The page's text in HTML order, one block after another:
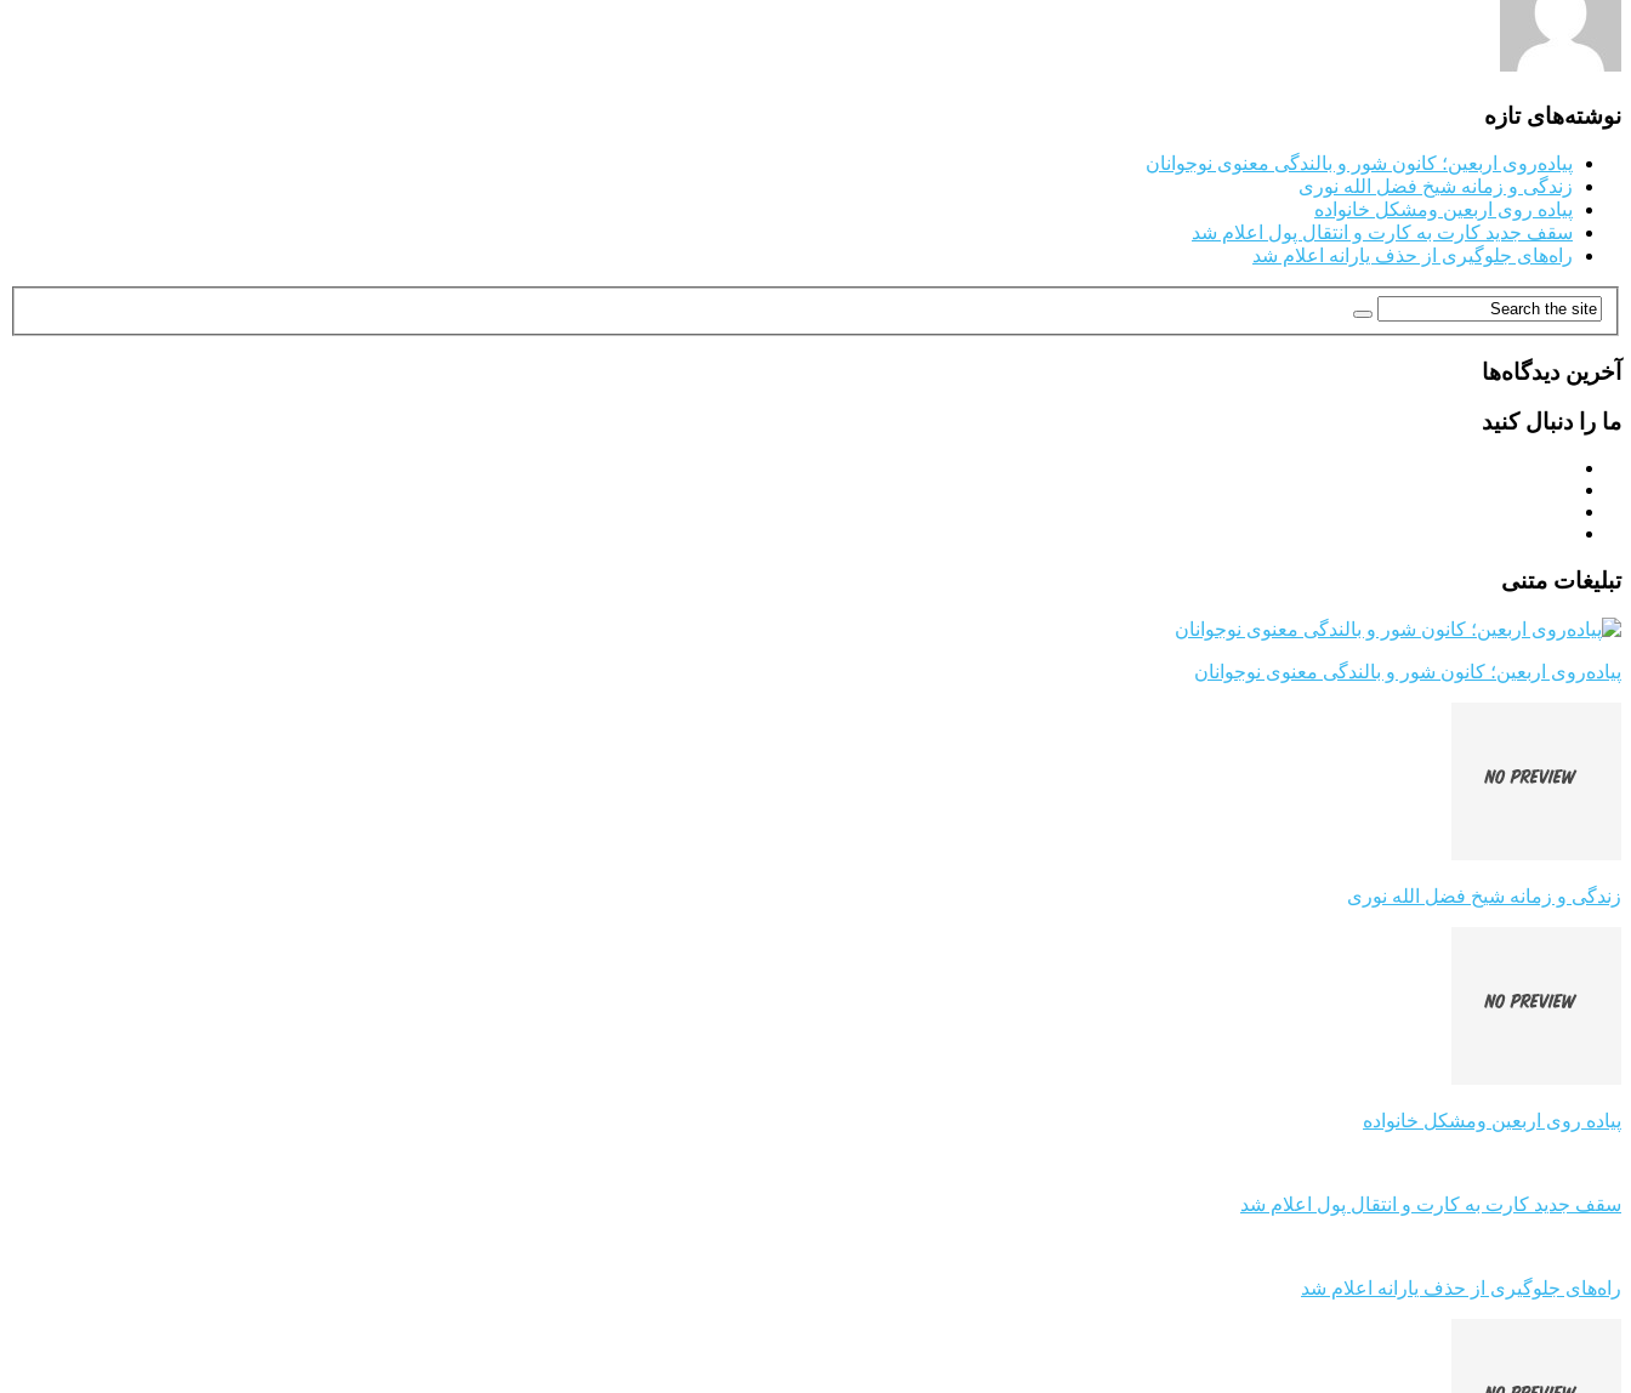
نوشته‌های تازه
پیاده‌روی اربعین؛ کانون شور و بالندگی معنوی نوجوانان
زندگی و زمانه شیخ فضل الله نوری
پیاده روی اربعین ومشکل خانواده
سقف جدید کارت به کارت و انتقال پول اعلام شد
راه‌های جلوگیری از حذف یارانه اعلام شد
آخرین دیدگاه‌ها
ما را دنبال کنید
تبلیغات متنی
پیاده‌روی اربعین؛ کانون شور و بالندگی معنوی نوجوانان
زندگی و زمانه شیخ فضل الله نوری
پیاده روی اربعین ومشکل خانواده
سقف جدید کارت به کارت و انتقال پول اعلام شد
راه‌های جلوگیری از حذف یارانه اعلام شد